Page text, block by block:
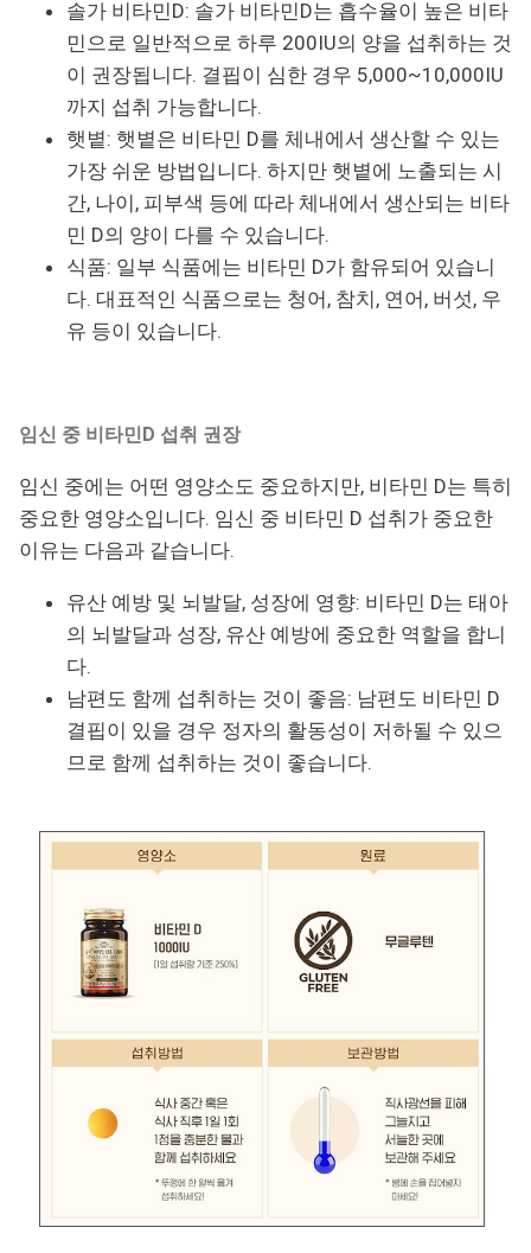
솔가 비타민D: 솔가 비타민D는 흡수율이 높은 비타
민으로 일반적으로 하루 200IU의 양을 섭취하는 것
이 권장됩니다. 결핍이 심한 경우 5,000~10,000IU
까지 섭취 가능합니다.
햇볕: 햇볕은 비타민 D를 체내에서 생산할 수 있는
가장 쉬운 방법입니다. 하지만 햇볕에 노출되는 시
간, 나이, 피부색 등에 따라 체내에서 생산되는 비타
민 D의 양이 다를 수 있습니다.
식품: 일부 식품에는 비타민 D가 함유되어 있습니
다. 대표적인 식품으로는 청어, 참치, 연어, 버섯, 우
유 등이 있습니다.
임신 중 비타민D 섭취 권장
임신 중에는 어떤 영양소도 중요하지만, 비타민 D는 특히
중요한 영양소입니다. 임신 중 비타민 D 섭취가 중요한
이유는 다음과 같습니다.
유산 예방 및 뇌발달, 성장에 영향: 비타민 D는 태아
의 뇌발달과 성장, 유산 예방에 중요한 역할을 합니
다.
남편도 함께 섭취하는 것이 좋음: 남편도 비타민 D
결핍이 있을 경우 정자의 활동성이 저하될 수 있으
므로 함께 섭취하는 것이 좋습니다.